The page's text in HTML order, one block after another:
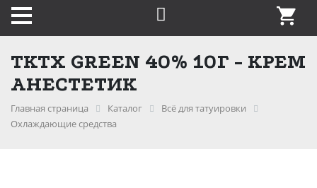
TKTX GREEN 40% 10Г - КРЕМ
АНЕСТЕТИК
Главная страница Каталог
Всё для татуировки
Охлаждающие средства